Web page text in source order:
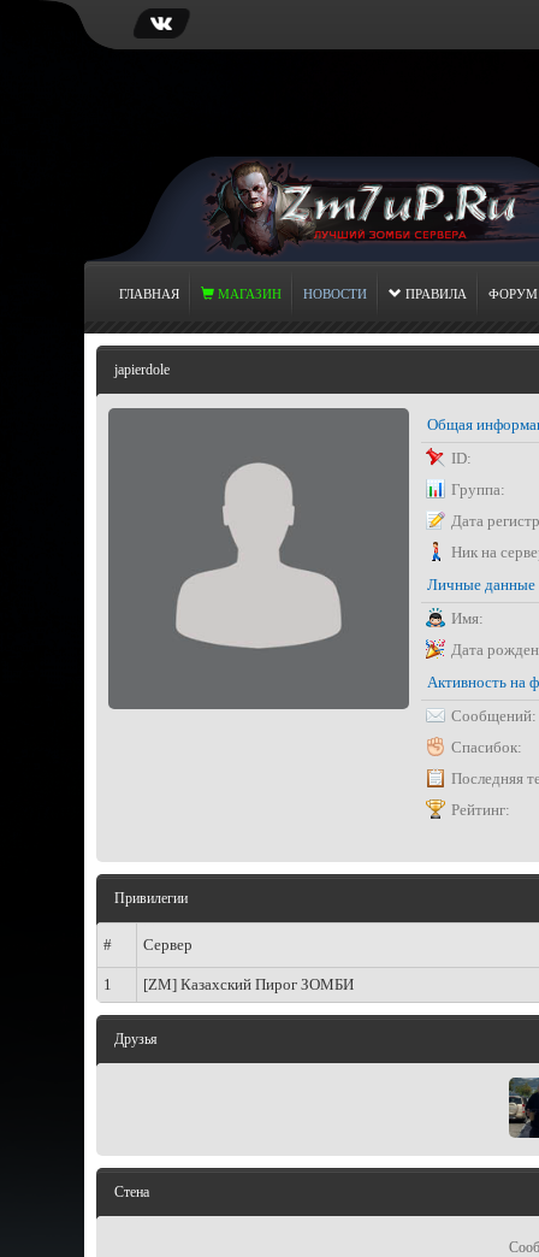
ГЛАВНАЯ МАГАЗИН НОВОСТИ ПРАВИЛА ФОРУМ
japierdole
Общая
ID:
Группа:
Дата
Ник на
Личные данные
Имя:
Дата
Активность на
Сообщений:
Спасибок:
Последняя
Рейтинг:
Привилегии
# Сервер
1 [ZM] Казахский Пирог ЗОМБИ
Друзья
Стена